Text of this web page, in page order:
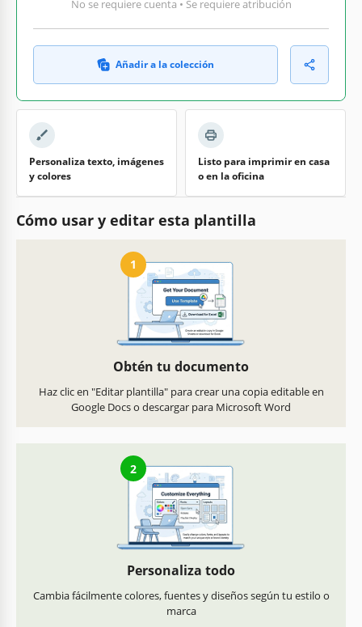
No se requiere cuenta • Se requiere atribución
Añadir a la colección
Personaliza texto, imágenes
y colores
Listo para imprimir en casa
o en la oficina
Cómo usar y editar esta plantilla
1
Obtén tu documento
Haz clic en "Editar plantilla" para crear una copia editable en
Google Docs o descargar para Microsoft Word
2
Personaliza todo
Cambia fácilmente colores, fuentes y diseños según tu estilo o
marca